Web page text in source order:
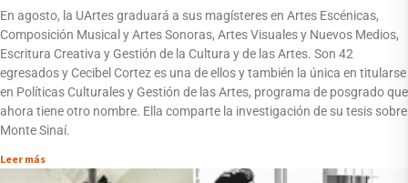
En agosto, la UArtes graduará a sus magísteres en Artes Escénicas,
Composición Musical y Artes Sonoras, Artes Visuales y Nuevos Medios,
Escritura Creativa y Gestión de la Cultura y de las Artes. Son 42
egresados y Cecibel Cortez es una de ellos y también la única en titularse
en Políticas Culturales y Gestión de las Artes, programa de posgrado que
ahora tiene otro nombre. Ella comparte la investigación de su tesis sobre
Monte Sinaí.
Leer más